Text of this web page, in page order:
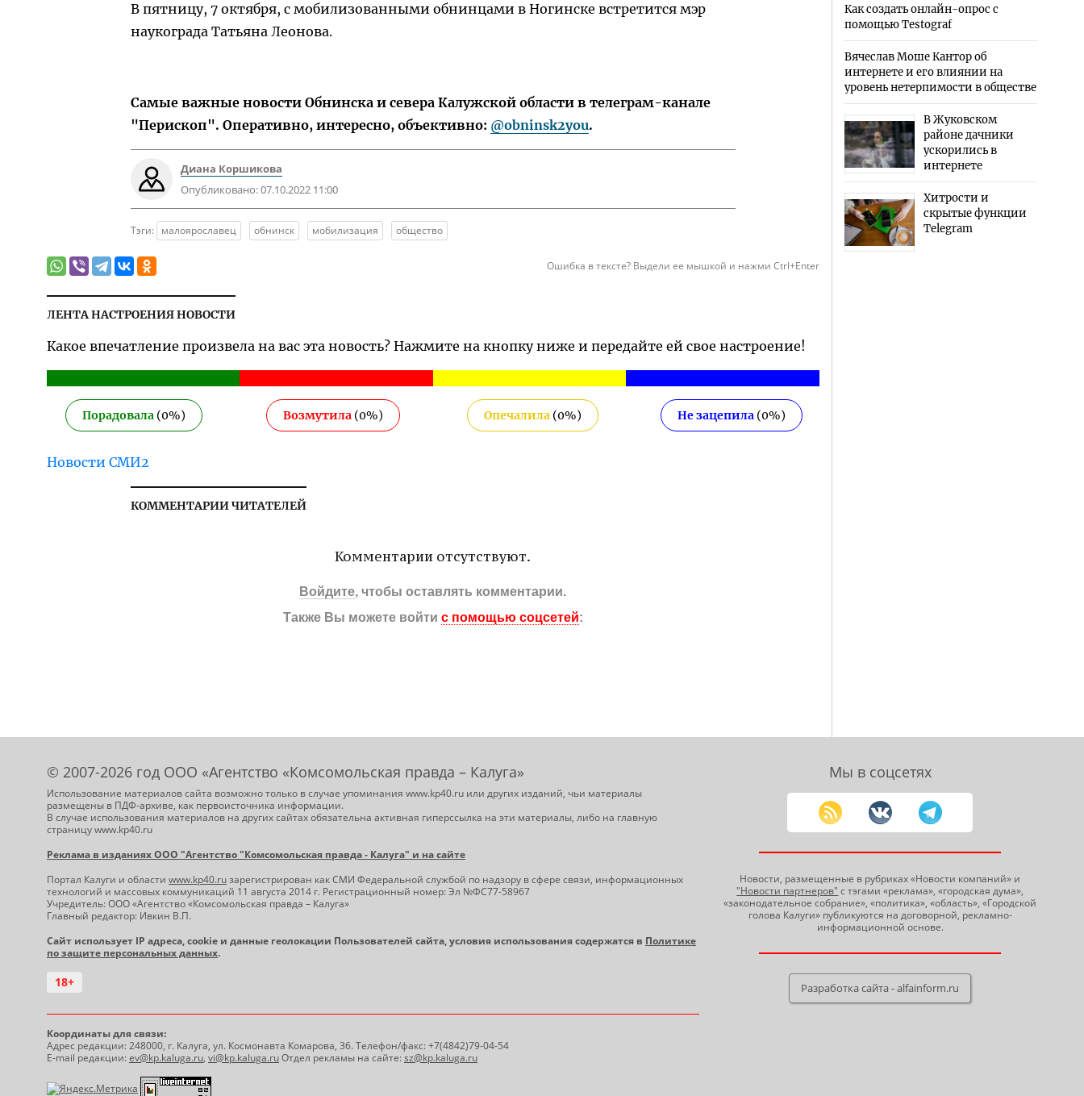
В пятницу, 7 октября, с мобилизованными обнинцами в Ногинске встретится мэр
наукограда Татьяна Леонова.
Самые важные новости Обнинска и севера Калужской области в телеграм-канале
"Перископ". Оперативно, интересно, объективно: @obninsk2you.
Диана Коршикова
Опубликовано:07.10.2022 11:00
Тэги: малоярославец обнинск мобилизация общество
Ошибка в тексте? Выдели ее мышкой и нажми Ctrl+Enter
ЛЕНТА НАСТРОЕНИЯ НОВОСТИ
Какое впечатление произвела на вас эта новость? Нажмите на кнопку ниже и передайте ей свое настроение!
Порадовала (0%) Возмутила (0%) Опечалила(0%) Не зацепила (0%)
Новости СМИ2
КОММЕНТАРИИ ЧИТАТЕЛЕЙ
Комментарии отсутствуют.
Войдите, чтобы оставлять комментарии.
Также Вы можете войти с помощью соцсетей:
Как создать онлайн-опрос с
помощью Testograf
Вячеслав Моше Кантор об
интернете и его влиянии на
уровень нетерпимости в обществе
В Жуковском
районе дачники
ускорились в
интернете
Хитрости и
скрытые функции
Telegram
© 2007-2026 год ООО «Агентство «Комсомольская правда – Калуга»
Использование материалов сайта возможно только в случае упоминания www.kp40.ru или других изданий, чьи материалы
размещены в ПДФ-архиве, как первоисточника информации.
В случае использования материалов на других сайтах обязательна активная гиперссылка на эти материалы, либо на главную
страницу www.kp40.ru
Реклама в изданиях ООО "Агентство "Комсомольская правда - Калуга" и на сайте
Портал Калуги и области www.kp40.ruзарегистрирован как СМИ Федеральной службой по надзору в сфере связи, информационных
технологий и массовых коммуникаций 11 августа 2014 г. Регистрационный номер: Эл №ФС77-58967
Учредитель: ООО «Агентство «Комсомольская правда – Калуга»
Главный редактор: Ивкин В.П.
Сайт использует IP адреса, cookie и данные геолокации Пользователей сайта, условия использования содержатся в Политике
по защите персональных данных.
18+
Координаты для связи:
Адрес редакции: 248000, г. Калуга, ул. Космонавта Комарова, 36. Телефон/факс: +7(4842)79-04-54
E-mail редакции:ev@kp.kaluga.ru, vi@kp.kaluga.ruОтдел рекламы на сайте:sz@kp.kaluga.ru
Мы в соцсетях
Новости, размещенные в рубриках «Новости компаний» и
"Новости партнеров" с тэгами «реклама», «городская дума»,
«законодательное собрание», «политика», «область», «Городской
голова Калуги» публикуются на договорной, рекламно-
информационной основе.
Разработка сайта - alfainform.ru